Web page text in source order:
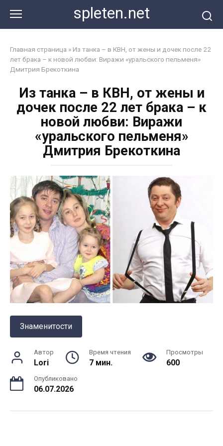
контенту
spleten.net
Главная страница » Из танка – в КВН, от жены и дочек после 22
лет брака – к новой любви: Виражи «уральского пельменя»
Дмитрия Брекоткина
Из танка – в КВН, от жены и
дочек после 22 лет брака – к
новой любви: Виражи
«уральского пельменя»
Дмитрия Брекоткина
Знаменитости
Автор
Lori
Время чтения
7 мин.
Просмотры
600
Опубликовано
06.07.2026